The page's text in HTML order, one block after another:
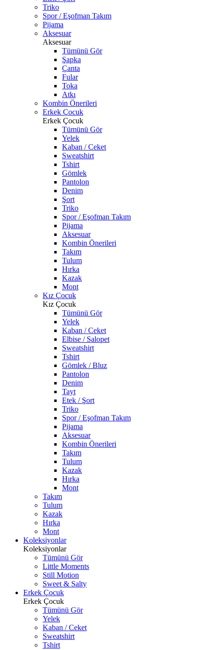
Triko
Spor / Eşofman Takım
Pijama
Aksesuar
Aksesuar
Tümünü Gör
Şapka
Çanta
Fular
Toka
Atkı
Kombin Önerileri
Erkek Çocuk
Erkek Çocuk
Tümünü Gör
Yelek
Kaban / Ceket
Sweatshirt
Tshirt
Gömlek
Pantolon
Denim
Şort
Triko
Spor / Eşofman Takım
Pijama
Aksesuar
Kombin Önerileri
Takım
Tulum
Hırka
Kazak
Mont
Kız Çocuk
Kız Çocuk
Tümünü Gör
Yelek
Kaban / Ceket
Elbise / Salopet
Sweatshirt
Tshirt
Gömlek / Bluz
Pantolon
Denim
Tayt
Etek / Şort
Triko
Spor / Eşofman Takım
Pijama
Aksesuar
Kombin Önerileri
Takım
Tulum
Kazak
Hırka
Mont
Takım
Tulum
Kazak
Hırka
Mont
Koleksiyonlar
Koleksiyonlar
Tümünü Gör
Little Moments
Still Motion
Sweet & Salty
Erkek Çocuk
Erkek Çocuk
Tümünü Gör
Yelek
Kaban / Ceket
Sweatshirt
Tshirt